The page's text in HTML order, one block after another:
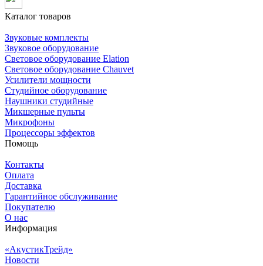
Каталог товаров
Звуковые комплекты
Звуковое оборудование
Световое оборудование Elation
Cветовое оборудование Chauvet
Усилители мощности
Студийное оборудование
Наушники студийные
Микшерные пульты
Микрофоны
Процессоры эффектов
Помощь
Контакты
Оплата
Доставка
Гарантийное обслуживание
Покупателю
О нас
Информация
«АкустикТрейд»
Новости